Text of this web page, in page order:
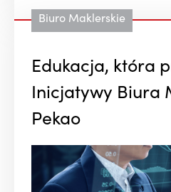
Biuro Maklerskie
Edukacja, która
Inicjatywy Biura
Pekao